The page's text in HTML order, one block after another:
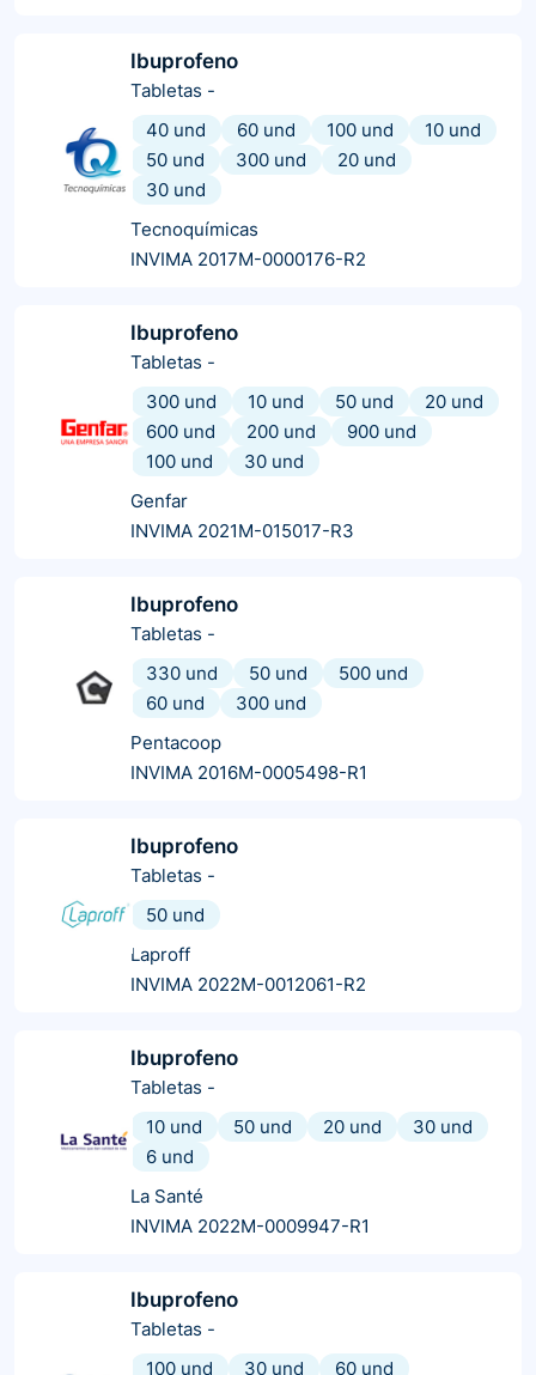
Ibuprofeno
Tabletas -
40 und
60 und 100 und
10 und
50 und
300 und
20 und
30 und
Tecnoquímicas
INVIMA 2017M-0000176-R2
Ibuprofeno
Tabletas -
300 und
10 und 50 und
20 und
600 und
200 und
900 und
100 und
30 und
Genfar
INVIMA 2021M-015017-R3
Ibuprofeno
Tabletas -
330 und
50 und
500 und
60 und
300 und
Pentacoop
INVIMA 2016M-0005498-R1
Ibuprofeno
Tabletas -
50 und
Laproff
INVIMA 2022M-0012061-R2
Ibuprofeno
Tabletas -
10 und
50 und 20 und
30 und
6 und
La Santé
INVIMA 2022M-0009947-R1
Ibuprofeno
Tabletas -
100 und
30 und 60 und